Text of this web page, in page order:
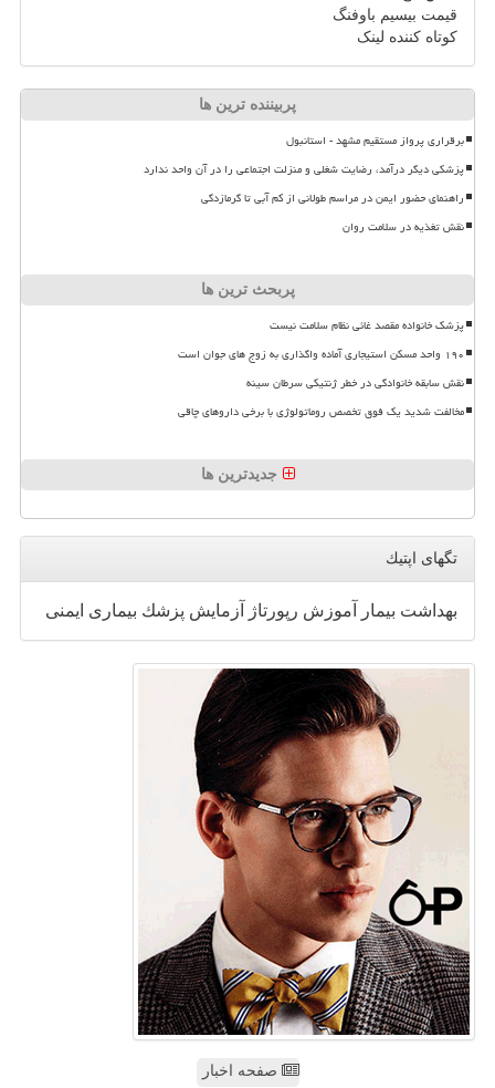
قیمت بیسیم باوفنگ
کوتاه کننده لینک
پربیننده ترین ها
برقراری پرواز مستقیم مشهد - استانبول
پزشکی دیگر درآمد، رضایت شغلی و منزلت اجتماعی را در آن واحد ندارد
راهنمای حضور ایمن در مراسم طولانی از کم آبی تا گرمازدگی
نقش تغذیه در سلامت روان
پربحث ترین ها
پزشک خانواده مقصد غائی نظام سلامت نیست
۱۹۰ واحد مسکن استیجاری آماده واگذاری به زوج های جوان است
نقش سابقه خانوادگی در خطر ژنتیکی سرطان سینه
مخالفت شدید یک فوق تخصص روماتولوژی با برخی داروهای چاقی
جدیدترین ها
تگهای اپتیك
بهداشت بیمار آموزش رپورتاژ آزمایش پزشك بیماری ایمنی
صفحه اخبار